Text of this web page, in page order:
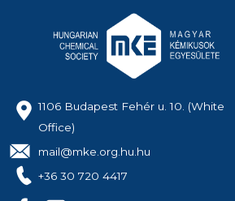
1106 Budapest Fehér u. 10. (White
Office)
mail@mke.org.hu.hu
+36 30 720 4417